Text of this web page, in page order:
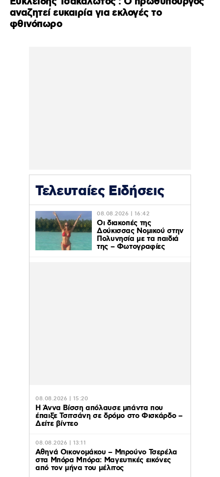
αναζητεί ευκαιρία για εκλογές το
φθινόπωρο
Τελευταίες Ειδήσεις
08.08.2026 | 16:42
Οι διακοπές της
Δούκισσας Νομικού στην
Πολυνησία με τα παιδιά
της – Φωτογραφίες
08.08.2026 | 15:20
Η Άννα Βίσση απόλαυσε μπάντα που
έπαιξε Τσιτσάνη σε δρόμο στο Φισκάρδο –
Δείτε βίντεο
08.08.2026 | 13:11
Αθηνά Οικονομάκου – Μπρούνο Τσερέλα
στα Μπόρα Μπόρα: Mαγευτικές εικόνες
από τον μήνα του μέλιτος